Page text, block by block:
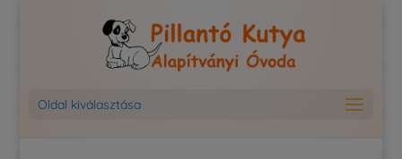
Oldal kiválasztása